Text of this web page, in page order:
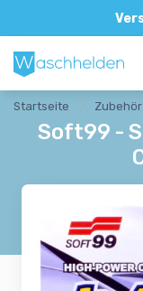
Startseite Zubehör
Soft99 -